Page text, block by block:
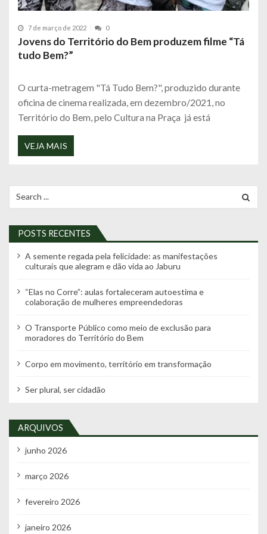
7 de março de 2022 0
Jovens do Território do Bem produzem filme “Tá
tudo Bem?”
O curta-metragem "Tá Tudo Bem?", produzido durante
oficina de cinema realizada, em dezembro/2021, no
Território do Bem, pelo Cultura na Praça já está
VEJA MAIS
for:
POSTS RECENTES
A semente regada pela felicidade: as manifestações
culturais que alegram e dão vida ao Jaburu
“Elas no Corre”: aulas fortaleceram autoestima e
colaboração de mulheres empreendedoras
O Transporte Público como meio de exclusão para
moradores do Território do Bem
Corpo em movimento, território em transformação
Ser plural, ser cidadão
ARQUIVOS
junho 2026
março 2026
fevereiro 2026
janeiro 2026